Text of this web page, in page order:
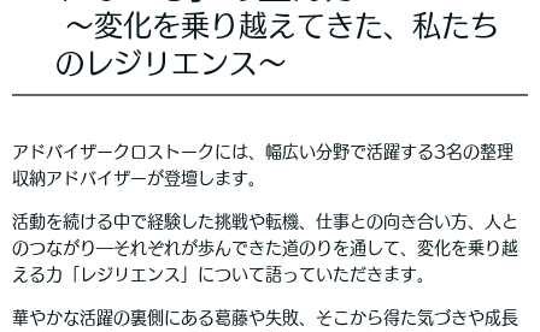
～変化を乗り越えてきた、私たち
のレジリエンス～
アドバイザークロストークには、幅広い分野で活躍する3名の整理
収納アドバイザーが登壇します。
活動を続ける中で経験した挑戦や転機、仕事との向き合い方、人と
のつながり―それぞれが歩んできた道のりを通して、変化を乗り越
える力「レジリエンス」について語っていただきます。
華やかな活躍の裏側にある葛藤や失敗、そこから得た気づきや成長